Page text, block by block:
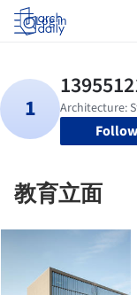
Log in
Follow
教育立面